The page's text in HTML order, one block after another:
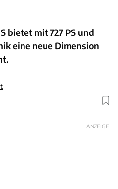
bietet mit 727 PS und
eine neue Dimension
Foto: Aston Martin
ANZEIGE